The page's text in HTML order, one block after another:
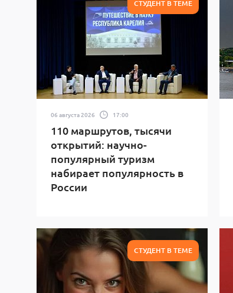
СТУДЕНТ В ТЕМЕ
06 августа 2026 17:00
110 маршрутов, тысячи
открытий: научно-
популярный туризм
набирает популярность в
России
СТУДЕНТ В ТЕМЕ